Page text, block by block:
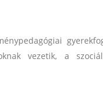
vezetik, a